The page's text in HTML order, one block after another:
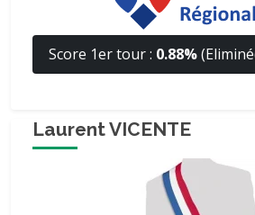
Score 1er tour : 0.88%
Laurent VICENTE